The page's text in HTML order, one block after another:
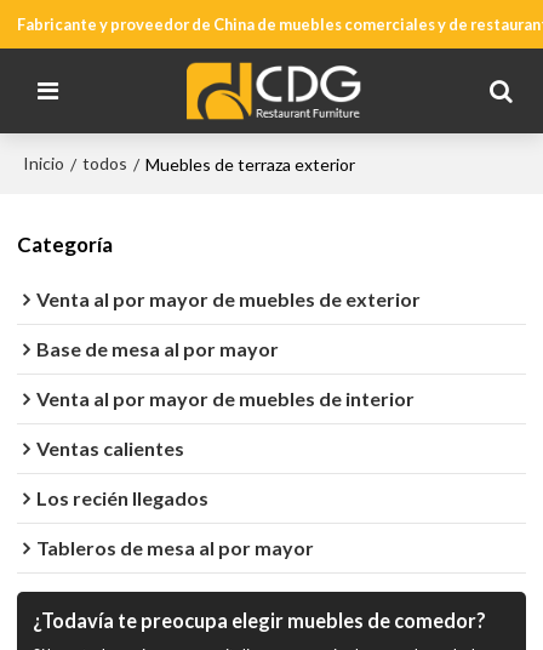
Fabricante y proveedor de China de muebles comerciales y de
Inicio / todos / Muebles de terraza exterior
Categoría
Venta al por mayor de muebles de exterior
Base de mesa al por mayor
Venta al por mayor de muebles de interior
Ventas calientes
Los recién llegados
Tableros de mesa al por mayor
¿Todavía te preocupa elegir muebles de comedor?